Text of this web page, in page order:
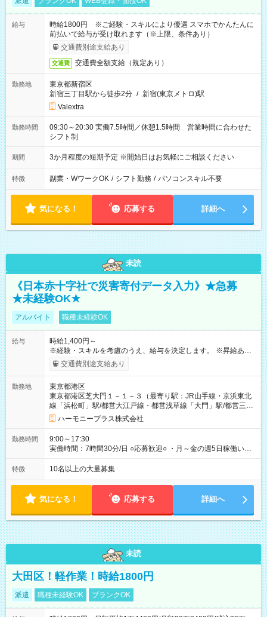
給与
時給1800円 ※ご経験・スキルにより優遇 スマホでかんたんに
前払いで給与が受け取れます（※上限、条件あり）
交通費別途支給あり
交通費 交通費全額支給（規定あり）
勤務地
東京都新宿区
新宿三丁目駅から徒歩2分 / 新宿(東京メトロ)駅
Valextra
勤務時間
09:30～20:30 実働7.5時間／休憩1.5時間 営業時間に合わせた
シフト制
期間 3か月程度の短期予定 ※開始日はお気軽にご相談ください
特徴 副業・WワークOK / シフト勤務 / パソコンスキル不要
気になる！ 応募する 詳細へ
未読
《日本赤十字社で災害寄付データ入力》★急募
★未経験OK★
アルバイト 職種未経験OK
給与
時給1,400円～
※経験・スキルを考慮のうえ、給与を決定します。 ※昇給あり
（勤務実績・評価による） ※残業が発生した場合は、時間外手
当を全額支給します。 ※交通費支給（月額上限50,000円／当社
間中も給与・待遇に変更はありません。 【試用期間】試用期間
あり 試用期間の長さ：1ヶ月 雇用形態、給与は本採用時と同じ
です。 試用期間中は、健康保険などの福利厚生の一部が制限さ
れる可能性があります。
交通費別途支給あり
勤務地
東京都港区
東京都港区芝大門１－１－３（最寄り駅：JR山手線・京浜東北
線「浜松町」駅/都営大江戸線・都営浅草線「⼤⾨」駅/都営三田
線「御成⾨」駅）
ハーモニープラス株式会社
勤務時間
9:00～17:30
実働時間：7時間30分/日 ○応募歓迎○ ・月～金の週5日稼働いた
だける方 ・実働時間：7.5時間（休憩1時間）
特徴 10名以上の大量募集
気になる！ 応募する 詳細へ
未読
大田区！軽作業！時給1800円
派遣 職種未経験OK ブランクOK